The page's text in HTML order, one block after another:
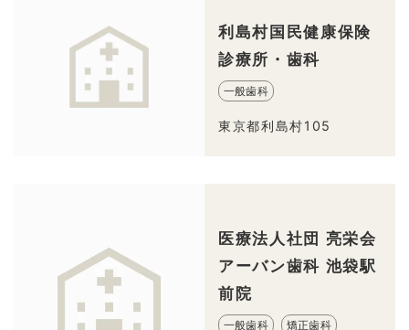
利島村国民健康保険
診療所・歯科
一般歯科
東京都利島村105
医療法人社団 亮栄会
アーバン歯科 池袋駅
前院
一般歯科 矯正歯科